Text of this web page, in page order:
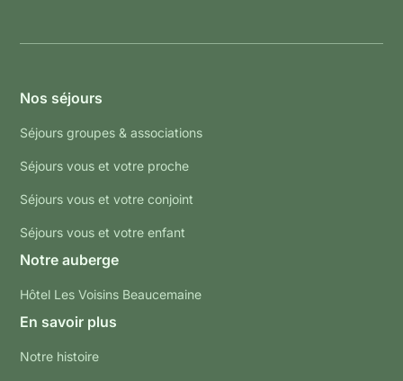
Nos séjours
Séjours groupes & associations
Séjours vous et votre proche
Séjours vous et votre conjoint
Séjours vous et votre enfant
Notre auberge
Hôtel Les Voisins Beaucemaine
En savoir plus
Notre histoire